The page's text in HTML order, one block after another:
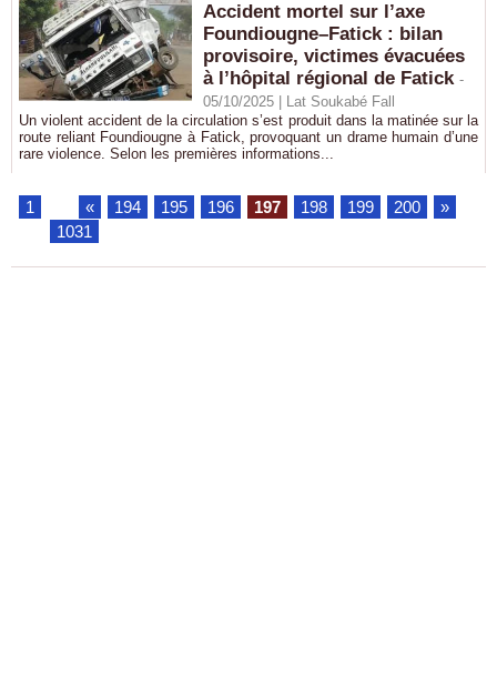
Accident mortel sur l’axe
Foundiougne–Fatick : bilan
provisoire, victimes évacuées
à l’hôpital régional de Fatick -
05/10/2025 | Lat Soukabé Fall
Un violent accident de la circulation s’est produit dans la matinée sur la
route reliant Foundiougne à Fatick, provoquant un drame humain d’une
rare violence. Selon les premières informations...
1 « 194 195 196 197 198 199 200
»
1031